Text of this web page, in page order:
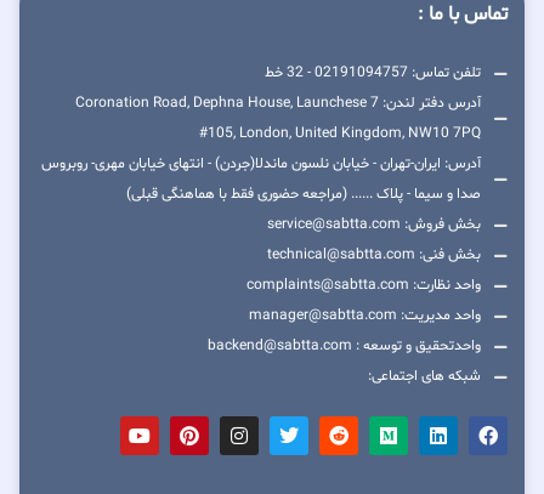
تماس با ما :
تلفن تماس: 02191094757 - 32 خط
آدرس دفتر لندن: 7 Coronation Road, Dephna House, Launchese
#105, London, United Kingdom, NW10 7PQ
آدرس: ایران-تهران - خیابان نلسون ماندلا(جردن) - انتهای خیابان مهری- روبروس
صدا و سیما - پلاک ...... (مراجعه حضوری فقط با هماهنگی قبلی)
بخش فروش: service@sabtta.com
بخش فنی: technical@sabtta.com
واحد نظارت: complaints@sabtta.com
واحد مدیریت: manager@sabtta.com
واحدتحقیق و توسعه : backend@sabtta.com
شبکه های اجتماعی: